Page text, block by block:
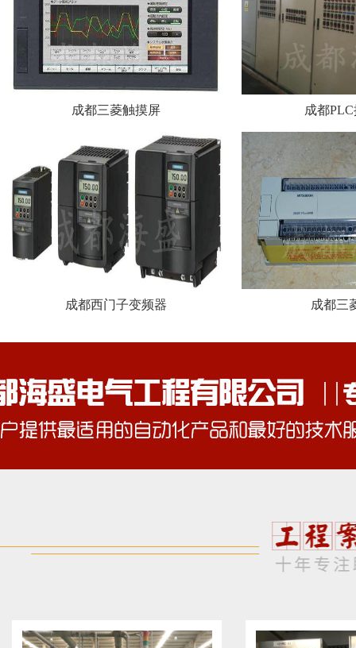
成都三菱触摸屏 成都
成都西门子变频器 成都三